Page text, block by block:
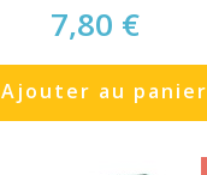
7,80 €
Ajouter au panier